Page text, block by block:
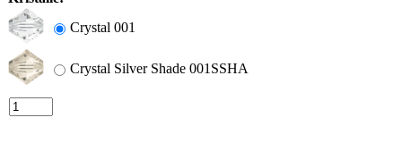
Crystal 001
Crystal Silver Shade 001SSHA